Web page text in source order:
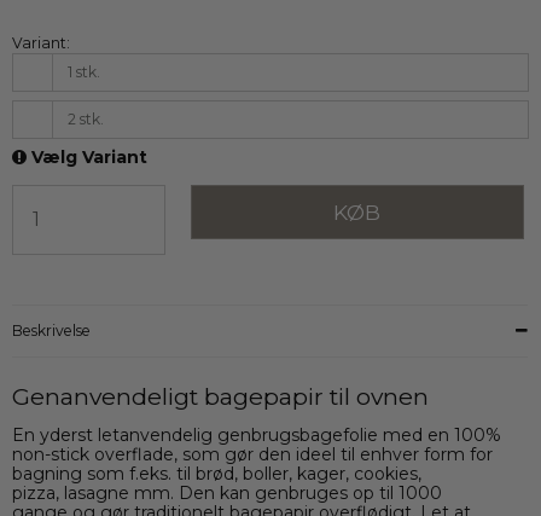
Variant:
1 stk.
2 stk.
Vælg Variant
KØB
Beskrivelse
Genanvendeligt bagepapir til ovnen
En yderst letanvendelig genbrugsbagefolie med en 100%
non-stick overflade, som gør den ideel til enhver form for
bagning som f.eks. til brød, boller, kager, cookies,
pizza, lasagne mm. Den kan genbruges op til 1000